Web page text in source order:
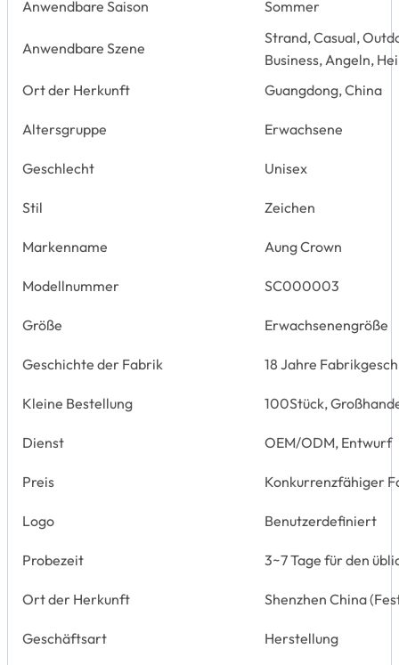
Anwendbare Saison Sommer
Anwendbare Szene
Strand, Casual,
Business, Angeln,
Ort der Herkunft
Guangdong, China
Altersgruppe Erwachsene
Geschlecht Unisex
Stil Zeichen
Markenname Aung Crown
Modellnummer SC000003
Größe Erwachsenengröße
Geschichte der Fabrik 18 Jahre
Kleine Bestellung 100Stück,
Dienst OEM/ODM, Entwurf
Preis Konkurrenzfähiger
Logo Benutzerdefiniert
Probezeit 3~7 Tage für den
Ort der Herkunft Shenzhen China
Geschäftsart Herstellung